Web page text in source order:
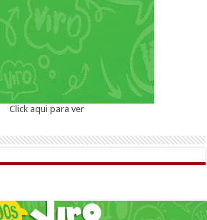
Click aqui para ver